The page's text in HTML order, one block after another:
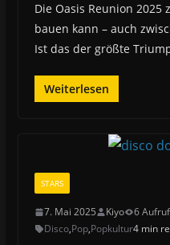
Die Oasis Reunion 2025
bauen kann – auch
Ist das der größte
Weiterlesen
STARS
7. Mai 2025 Kiyo 6
Disco,Pop,Popkultur4 min